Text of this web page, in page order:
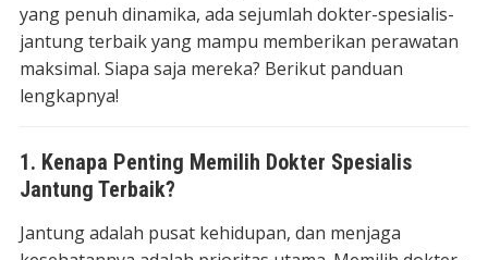
yang penuh dinamika, ada sejumlah dokter-spesialis-
jantung terbaik yang mampu memberikan perawatan
maksimal. Siapa saja mereka? Berikut panduan
lengkapnya!
1. Kenapa Penting Memilih Dokter Spesialis
Jantung Terbaik?
Jantung adalah pusat kehidupan, dan menjaga